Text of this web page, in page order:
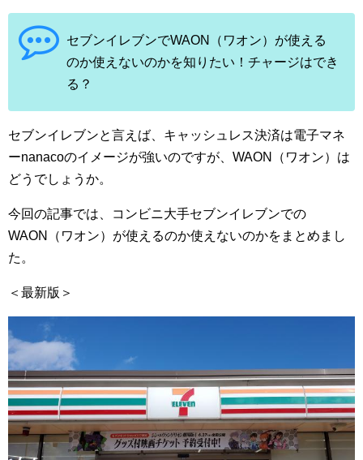
セブンイレブンでWAON（ワオン）が使える
のか使えないのかを知りたい！チャージはでき
る？
セブンイレブンと言えば、キャッシュレス決済は電子マネ
ーnanacoのイメージが強いのですが、WAON（ワオン）は
どうでしょうか。
今回の記事では、コンビニ大手セブンイレブンでの
WAON（ワオン）が使えるのか使えないのかをまとめまし
た。
＜最新版＞